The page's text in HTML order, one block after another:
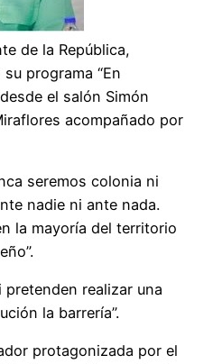
de la República,
programa “En
el salón Simón
acompañado por
seremos colonia ni
nadie ni ante nada.
la mayoría del territorio
pretenden realizar una
la barrería”.
protagonizada por el